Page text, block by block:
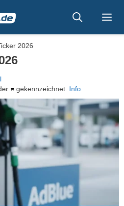
2026
gekennzeichnet. Info.